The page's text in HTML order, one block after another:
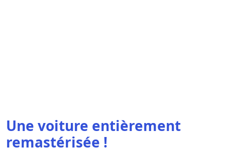
Une voiture entièrement
remastérisée !